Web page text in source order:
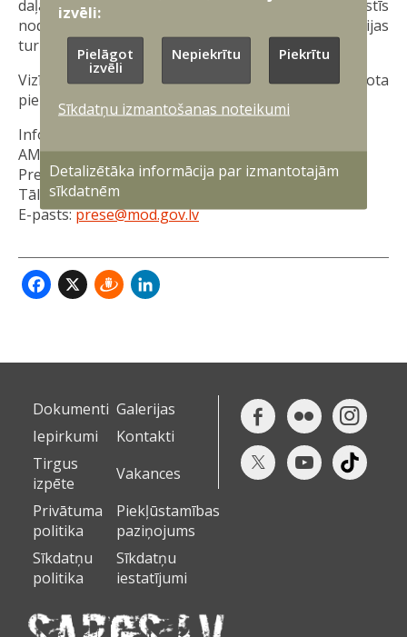
daļā abu valstu aizsardzības ministri parakstīs
nodomu vēstuli, iezīmējot Latvijas un Dānijas
turpmāko sadarbību aizsardzības jomā.
Vizītes noslēgumā paredzēta Dānijas Karalistes rīkota
pieņemšana, kurā piedalīsies arī A. Sprūds
Informāciju sagatavoja:
AM Militāri publisko attiecību departamenta
Preses nodaļa
Tālrunis: 67335129
E-pasts:prese@mod.gov.lv
Facebook
X Draugiem
Dokumenti Galerijas
Iepirkumi
Kontakti
Tirgus
izpēte
Vakances
Privātuma
politika
Piekļūstamības
paziņojums
Sīkdatņu
politika
Sīkdatņu
iestatījumi
izvēli:
Pielāgot
izvēli
Nepiekrītu Piekrītu
Sīkdatņu izmantošanas noteikumi
Detalizētāka informācija par izmantotajām
sīkdatnēm